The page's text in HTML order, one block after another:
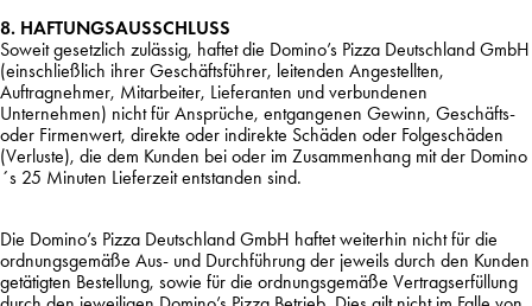
8. HAFTUNGSAUSSCHLUSS
Soweit gesetzlich zulässig, haftet die Domino’s Pizza Deutschland GmbH
(einschließlich ihrer Geschäftsführer, leitenden Angestellten,
Auftragnehmer, Mitarbeiter, Lieferanten und verbundenen
Unternehmen) nicht für Ansprüche, entgangenen Gewinn, Geschäfts-
oder Firmenwert, direkte oder indirekte Schäden oder Folgeschäden
(Verluste), die dem Kunden bei oder im Zusammenhang mit der Domino
´s 25 Minuten Lieferzeit entstanden sind.
Die Domino’s Pizza Deutschland GmbH haftet weiterhin nicht für die
ordnungsgemäße Aus- und Durchführung der jeweils durch den Kunden
getätigten Bestellung, sowie für die ordnungsgemäße Vertragserfüllung